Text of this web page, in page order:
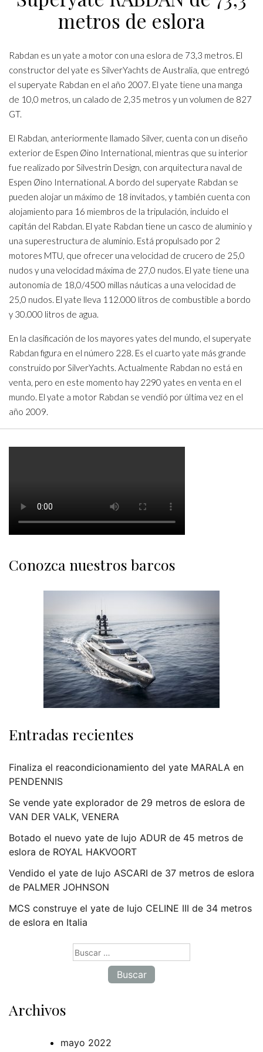
metros de eslora
Rabdan es un yate a motor con una eslora de 73,3 metros. El
constructor del yate es SilverYachts de Australia, que entregó
el superyate Rabdan en el año 2007. El yate tiene una manga
de 10,0 metros, un calado de 2,35 metros y un volumen de 827
GT.
El Rabdan, anteriormente llamado Silver, cuenta con un diseño
exterior de Espen Øino International, mientras que su interior
fue realizado por Silvestrin Design, con arquitectura naval de
Espen Øino International. A bordo del superyate Rabdan se
pueden alojar un máximo de 18 invitados, y también cuenta con
alojamiento para 16 miembros de la tripulación, incluido el
capitán del Rabdan. El yate Rabdan tiene un casco de aluminio y
una superestructura de aluminio. Está propulsado por 2
motores MTU, que ofrecer una velocidad de crucero de 25,0
nudos y una velocidad máxima de 27,0 nudos. El yate tiene una
autonomía de 18,0/4500 millas náuticas a una velocidad de
25,0 nudos. El yate lleva 112.000 litros de combustible a bordo
y 30.000 litros de agua.
En la clasificación de los mayores yates del mundo, el superyate
Rabdan figura en el número 228. Es el cuarto yate más grande
construido por SilverYachts. Actualmente Rabdan no está en
venta, pero en este momento hay 2290 yates en venta en el
mundo. El yate a motor Rabdan se vendió por última vez en el
año 2009.
Conozca nuestros barcos
Entradas recientes
Finaliza el reacondicionamiento del yate MARALA en
PENDENNIS
Se vende yate explorador de 29 metros de eslora de
VAN DER VALK, VENERA
Botado el nuevo yate de lujo ADUR de 45 metros de
eslora de ROYAL HAKVOORT
Vendido el yate de lujo ASCARI de 37 metros de eslora
de PALMER JOHNSON
MCS construye el yate de lujo CELINE III de 34 metros
de eslora en Italia
Archivos
mayo 2022